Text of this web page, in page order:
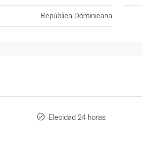
República Dominicana
Elecidad 24 horas